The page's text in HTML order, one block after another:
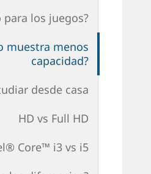
para los juegos?
muestra menos
capacidad?
desde casa
HD vs Full HD
Core™ i3 vs i5